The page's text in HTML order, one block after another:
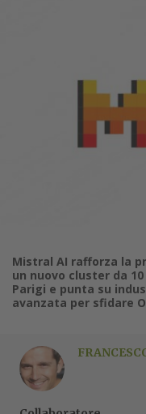
Mistral AI rafforza la
un nuovo cluster da
Parigi e punta su
avanzata per sfidare